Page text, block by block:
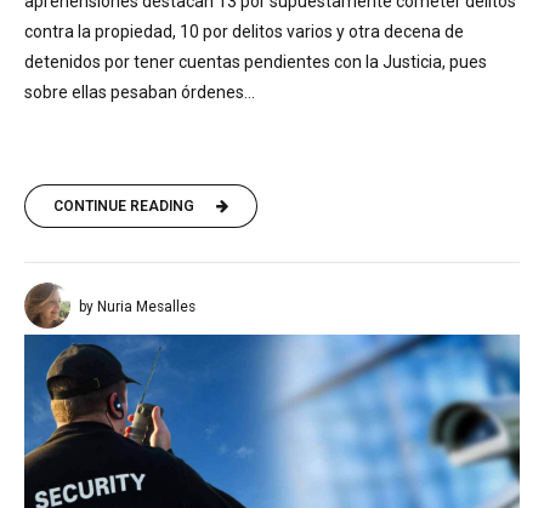
contra la propiedad, 10 por delitos varios y otra decena de
detenidos por tener cuentas pendientes con la Justicia, pues
sobre ellas pesaban órdenes...
CONTINUE READING
by Nuria Mesalles